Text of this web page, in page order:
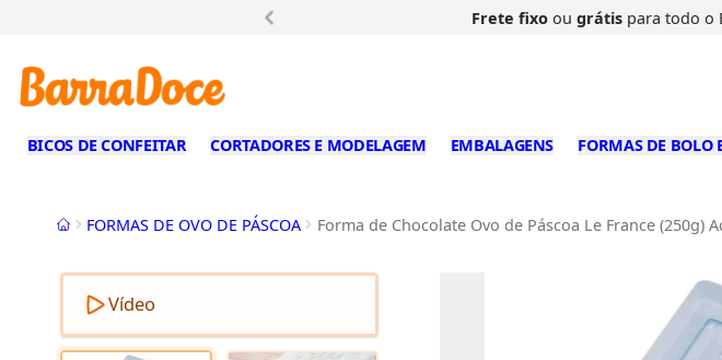
Frete fixoou grátispara todo o
BICOS DE CONFEITAR CORTADORES E MODELAGEM EMBALAGENS FORMAS DE BOLO
InícioFORMAS DE OVO DE PÁSCOA Forma de Chocolate Ovo de Páscoa Le France (250g)
Vídeo